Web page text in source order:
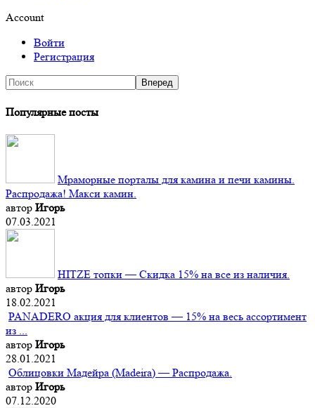
Account
Войти
Регистрация
Популярные посты
Мраморные порталы для камина и печи камины.
Распродажа! Макси камин.
автор Игорь
07.03.2021
HITZE топки — Скидка 15% на все из наличия.
автор Игорь
18.02.2021
PANADERO акция для клиентов — 15% на весь ассортимент
из ...
автор Игорь
28.01.2021
Облицовки Мадейра (Мadeira) — Распродажа.
автор Игорь
07.12.2020